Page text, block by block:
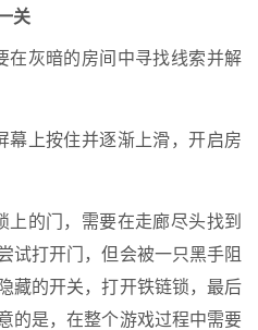
关
在灰暗的房间中寻找线索并解
幕上按住并逐渐上滑，开启房
的门，需要在走廊尽头找到
试打开门，但会被一只黑手阻
藏的开关，打开铁链锁，最后
的是，在整个游戏过程中需要